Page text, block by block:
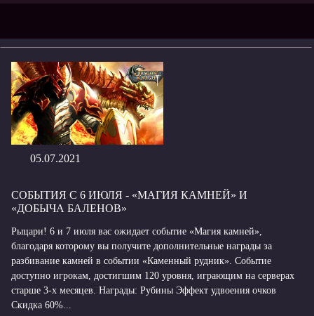
05.07.2021
СОБЫТИЯ С 6 ИЮЛЯ - «МАГИЯ КАМНЕЙ» И
«ДОБЫЧА БАЛЕНОВ»
Рыцари! 6 и 7 июля вас ожидает событие «Магия камней»,
благодаря которому вы получите дополнительные награды за
разбивание камней в событии «Каменный рудник». Событие
доступно игрокам, достигшим 120 уровня, играющим на серверах
старше 3-х месяцев. Награды: Рубины Эффект удвоения очков
Скидка 60%...